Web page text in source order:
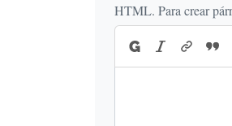
HTML. Para crear